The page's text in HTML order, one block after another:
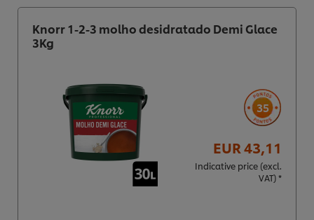
Knorr 1-2-3 molho desidratado Demi Glace
3Kg
35
Indicative price (excl.
VAT) *
EUR 43,11